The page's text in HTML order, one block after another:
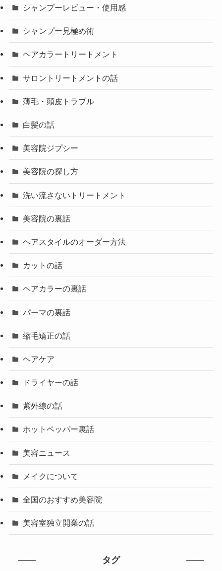
シャンプーレビュー・使用感
シャンプー見極め術
ヘアカラートリートメント
サロントリートメントの話
薄毛・頭皮トラブル
白髪の話
美容院ジプシー
美容院の探し方
洗い流さないトリートメント
美容院の裏話
ヘアスタイルのオーダー方法
カットの話
ヘアカラーの裏話
パーマの裏話
縮毛矯正の話
ヘアケア
ドライヤーの話
紫外線の話
ホットペッパー裏話
美容ニュース
メイクについて
全国のおすすめ美容院
美容室独立開業の話
タグ